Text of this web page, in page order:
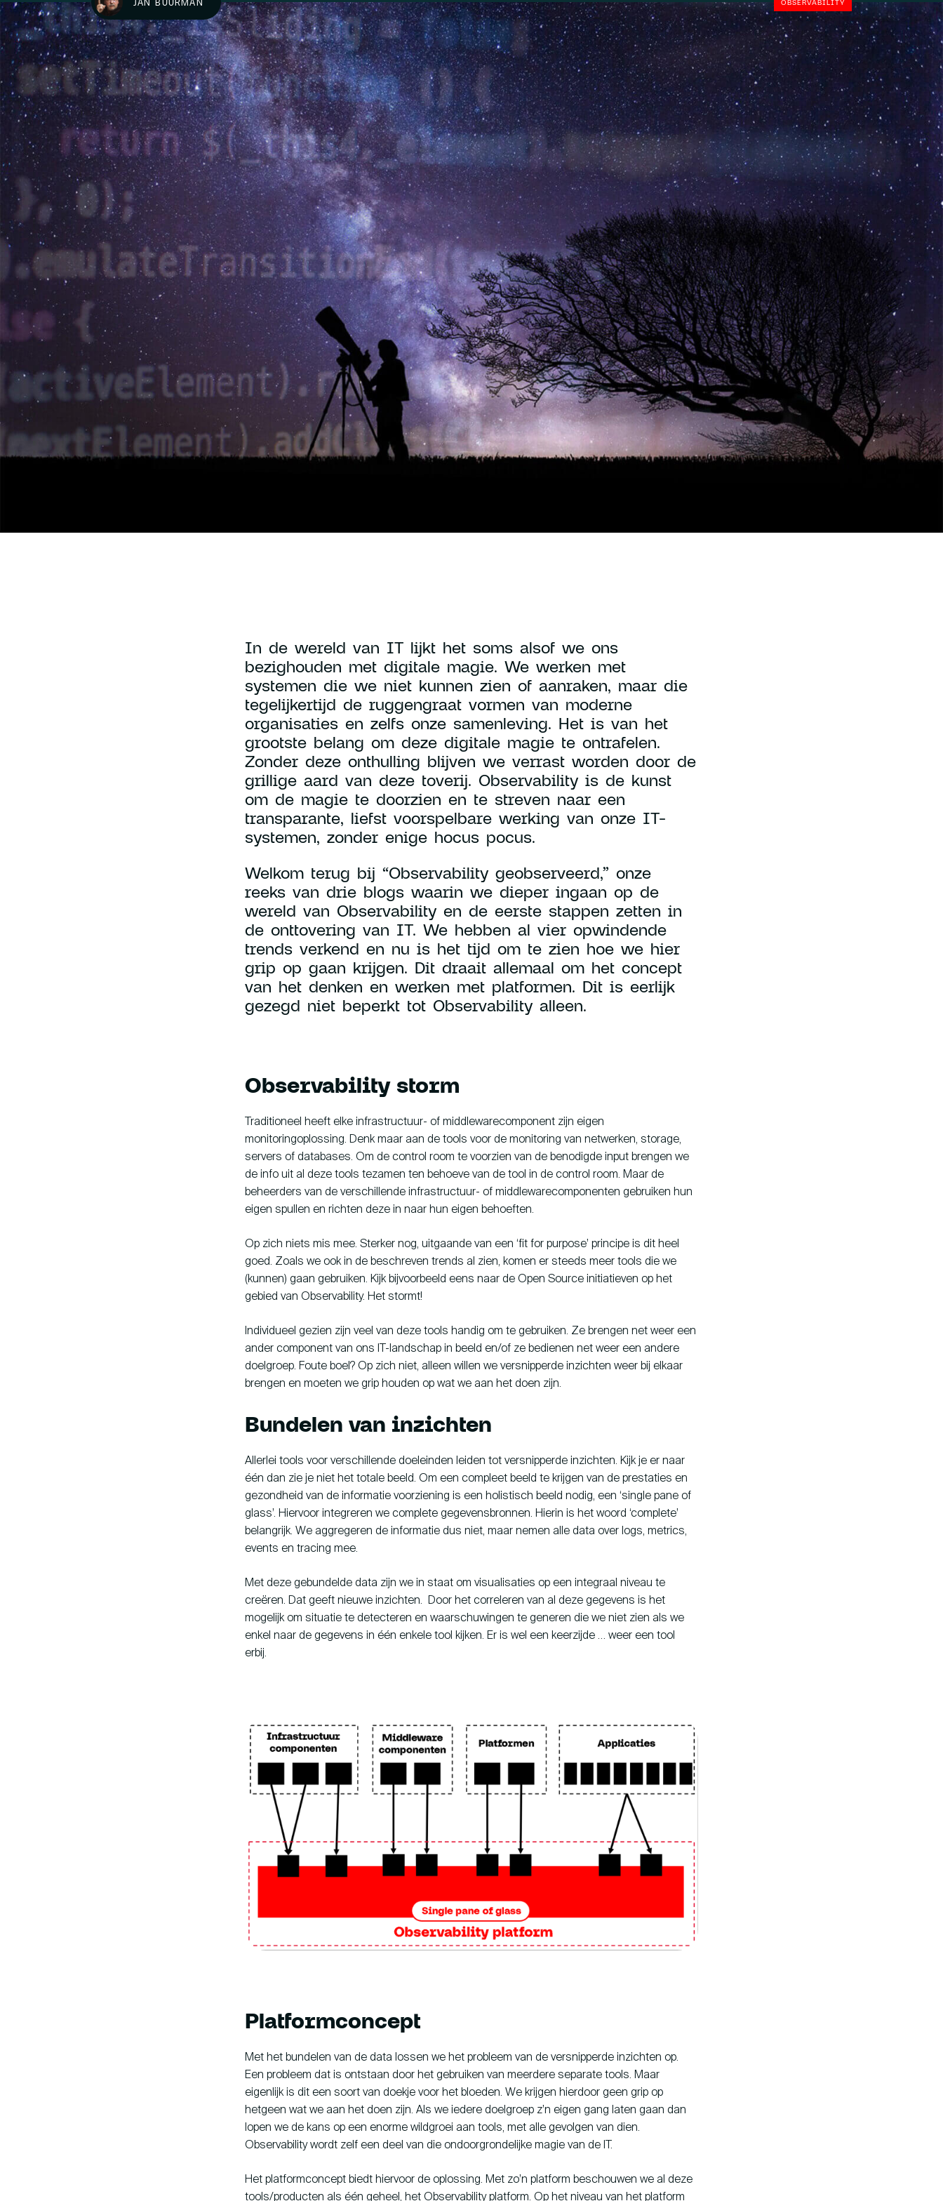
Knowledge base
Contact
hallo@hcs-company.com
HCS Company
Anthony Fokkerweg 61
1059 CP Amsterdam
Instagram
LinkedIn
YouTube
JAN BUURMAN OBSERVABILITY
In de wereld van IT lijkt het soms alsof we ons
bezighouden met digitale magie. We werken met
systemen die we niet kunnen zien of aanraken, maar die
tegelijkertijd de ruggengraat vormen van moderne
organisaties en zelfs onze samenleving. Het is van het
grootste belang om deze digitale magie te ontrafelen.
Zonder deze onthulling blijven we verrast worden door de
grillige aard van deze toverij. Observability is de kunst
om de magie te doorzien en te streven naar een
transparante, liefst voorspelbare werking van onze IT-
systemen, zonder enige hocus pocus.
Welkom terug bij “Observability geobserveerd,” onze
reeks van drie blogs waarin we dieper ingaan op de
wereld van Observability en de eerste stappen zetten in
de onttovering van IT. We hebben al vier opwindende
trends verkend en nu is het tijd om te zien hoe we hier
grip op gaan krijgen. Dit draait allemaal om het concept
van het denken en werken met platformen. Dit is eerlijk
gezegd niet beperkt tot Observability alleen.
Observability storm
Traditioneel heeft elke infrastructuur- of middlewarecomponent zijn eigen
monitoringoplossing. Denk maar aan de tools voor de monitoring van netwerken, storage,
servers of databases. Om de control room te voorzien van de benodigde input brengen we
de info uit al deze tools tezamen ten behoeve van de tool in de control room. Maar de
beheerders van de verschillende infrastructuur- of middlewarecomponenten gebruiken hun
eigen spullen en richten deze in naar hun eigen behoeften.
Op zich niets mis mee. Sterker nog, uitgaande van een ‘fit for purpose’ principe is dit heel
goed. Zoals we ook in de beschreven trends al zien, komen er steeds meer tools die we
(kunnen) gaan gebruiken. Kijk bijvoorbeeld eens naar de Open Source initiatieven op het
gebied van Observability. Het stormt!
Individueel gezien zijn veel van deze tools handig om te gebruiken. Ze brengen net weer een
ander component van ons IT-landschap in beeld en/of ze bedienen net weer een andere
doelgroep. Foute boel? Op zich niet, alleen willen we versnipperde inzichten weer bij elkaar
brengen en moeten we grip houden op wat we aan het doen zijn.
Bundelen van inzichten
Allerlei tools voor verschillende doeleinden leiden tot versnipperde inzichten. Kijk je er naar
één dan zie je niet het totale beeld. Om een compleet beeld te krijgen van de prestaties en
gezondheid van de informatie voorziening is een holistisch beeld nodig, een ‘single pane of
glass’. Hiervoor integreren we complete gegevensbronnen. Hierin is het woord ‘complete’
belangrijk. We aggregeren de informatie dus niet, maar nemen alle data over logs, metrics,
events en tracing mee.
Met deze gebundelde data zijn we in staat om visualisaties op een integraal niveau te
creëren. Dat geeft nieuwe inzichten. Door het correleren van al deze gegevens is het
mogelijk om situatie te detecteren en waarschuwingen te generen die we niet zien als we
enkel naar de gegevens in één enkele tool kijken. Er is wel een keerzijde … weer een tool
erbij.
Platformconcept
Met het bundelen van de data lossen we het probleem van de versnipperde inzichten op.
Een probleem dat is ontstaan door het gebruiken van meerdere separate tools. Maar
eigenlijk is dit een soort van doekje voor het bloeden. We krijgen hierdoor geen grip op
hetgeen wat we aan het doen zijn. Als we iedere doelgroep z’n eigen gang laten gaan dan
lopen we de kans op een enorme wildgroei aan tools, met alle gevolgen van dien.
Observability wordt zelf een deel van die ondoorgrondelijke magie van de IT.
Het platformconcept biedt hiervoor de oplossing. Met zo’n platform beschouwen we al deze
tools/producten als één geheel, het Observability platform. Op het niveau van het platform